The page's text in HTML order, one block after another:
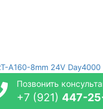
A160-8mm 24V Day4000
Открытый)
/ м.
Позвонить
+7 (921) 447-